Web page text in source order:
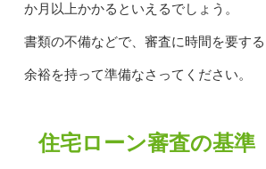
か月以上かかるといえるでしょう。
書類の不備などで、審査に時間を要する
余裕を持って準備なさってください。
住宅ローン審査の基準